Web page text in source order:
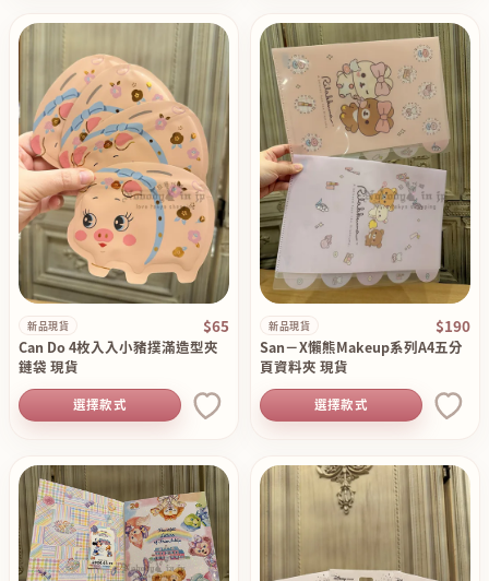
新品現貨 $65
Can Do 4枚入入小豬撲滿造型夾
鏈袋 現貨
選擇款式
新品現貨 $190
San－X懶熊Makeup系列A4五分
頁資料夾 現貨
選擇款式